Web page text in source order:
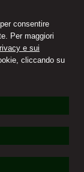
consentire
Per maggiori
e sui
cliccando su